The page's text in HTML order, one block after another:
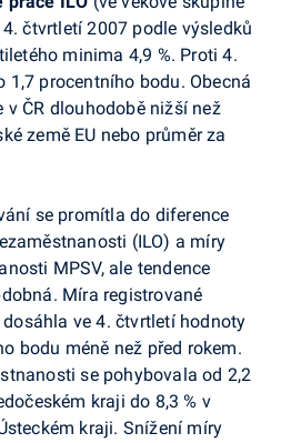
čtvrtletí 2007 podle výsledků
minima 4,9 %. Proti 4.
procentního bodu. Obecná
ČR dlouhodobě nižší než
země EU nebo průměr za
se promítla do diference
(ILO) a míry
MPSV, ale tendence
Míra registrované
ve 4. čtvrtletí hodnoty
bodu méně než před rokem.
se pohybovala od 2,2
kraji do 8,3 % v
kraji. Snížení míry